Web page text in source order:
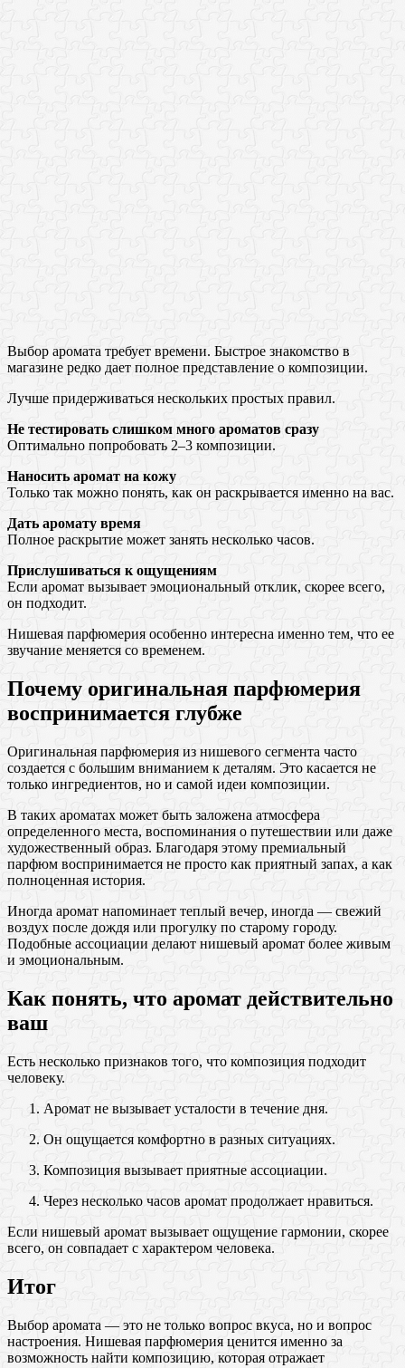
Выбор аромата требует времени. Быстрое знакомство в
магазине редко дает полное представление о композиции.
Лучше придерживаться нескольких простых правил.
Не тестировать слишком много ароматов сразу
Оптимально попробовать 2–3 композиции.
Наносить аромат на кожу
Только так можно понять, как он раскрывается именно на вас.
Дать аромату время
Полное раскрытие может занять несколько часов.
Прислушиваться к ощущениям
Если аромат вызывает эмоциональный отклик, скорее всего,
он подходит.
Нишевая парфюмерия особенно интересна именно тем, что ее
звучание меняется со временем.
Почему оригинальная парфюмерия
воспринимается глубже
Оригинальная парфюмерия из нишевого сегмента часто
создается с большим вниманием к деталям. Это касается не
только ингредиентов, но и самой идеи композиции.
В таких ароматах может быть заложена атмосфера
определенного места, воспоминания о путешествии или даже
художественный образ. Благодаря этому премиальный
парфюм воспринимается не просто как приятный запах, а как
полноценная история.
Иногда аромат напоминает теплый вечер, иногда — свежий
воздух после дождя или прогулку по старому городу.
Подобные ассоциации делают нишевый аромат более живым
и эмоциональным.
Как понять, что аромат действительно
ваш
Есть несколько признаков того, что композиция подходит
человеку.
Аромат не вызывает усталости в течение дня.
Он ощущается комфортно в разных ситуациях.
Композиция вызывает приятные ассоциации.
Через несколько часов аромат продолжает нравиться.
Если нишевый аромат вызывает ощущение гармонии, скорее
всего, он совпадает с характером человека.
Итог
Выбор аромата — это не только вопрос вкуса, но и вопрос
настроения. Нишевая парфюмерия ценится именно за
возможность найти композицию, которая отражает